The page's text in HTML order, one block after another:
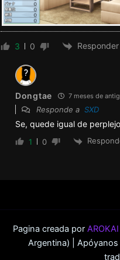
3 0 Responder
Dongtae 7 meses de
Responde a SXD
Se, quede igual de
1 0
Pagina creada por AROKAI
Argentina) |